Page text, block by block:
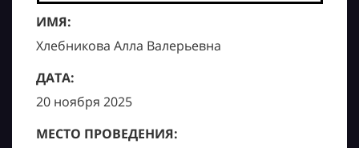
ИМЯ:
Хлебникова Алла Валерьевна
ДАТА:
20 ноября 2025
МЕСТО ПРОВЕДЕНИЯ: